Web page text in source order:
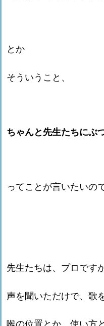
とか
そういうこと、
ちゃんと先生たちにぶ
ってことが言いたいの
先生たちは、プロです
声を聞いただけで、歌
喉の位置とか、使い方